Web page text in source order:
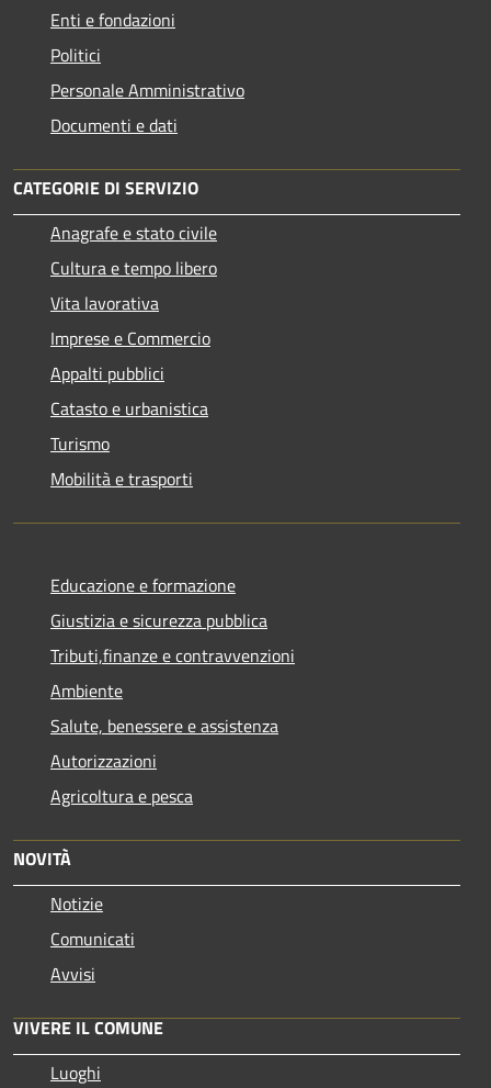
Enti e fondazioni
Politici
Personale Amministrativo
Documenti e dati
CATEGORIE DI SERVIZIO
Anagrafe e stato civile
Cultura e tempo libero
Vita lavorativa
Imprese e Commercio
Appalti pubblici
Catasto e urbanistica
Turismo
Mobilità e trasporti
Educazione e formazione
Giustizia e sicurezza pubblica
Tributi,finanze e contravvenzioni
Ambiente
Salute, benessere e assistenza
Autorizzazioni
Agricoltura e pesca
NOVITÀ
Notizie
Comunicati
Avvisi
VIVERE IL COMUNE
Luoghi